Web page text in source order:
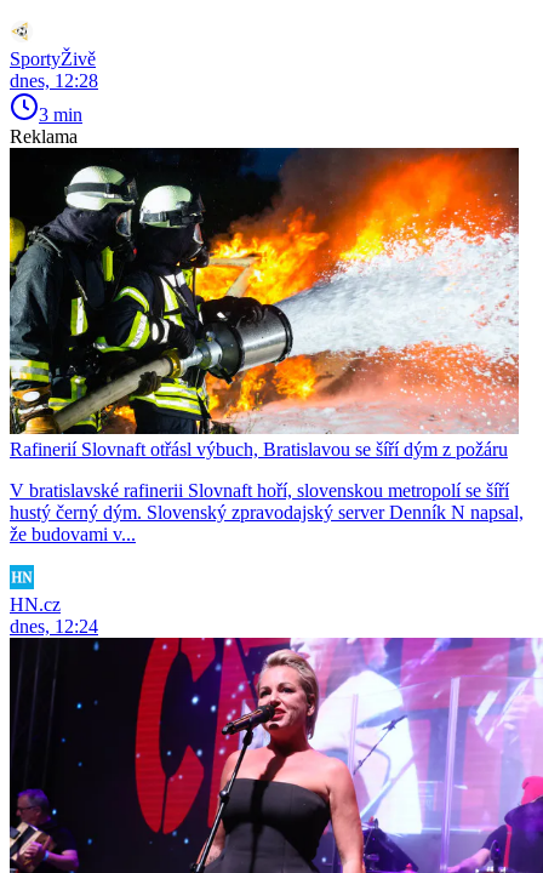
SportyŽivě
dnes, 12:28
3 min
Reklama
Rafinerií Slovnaft otřásl výbuch, Bratislavou se šíří dým z požáru
V bratislavské rafinerii Slovnaft hoří, slovenskou metropolí se šíří
hustý černý dým. Slovenský zpravodajský server Denník N napsal,
že budovami v...
HN.cz
dnes, 12:24